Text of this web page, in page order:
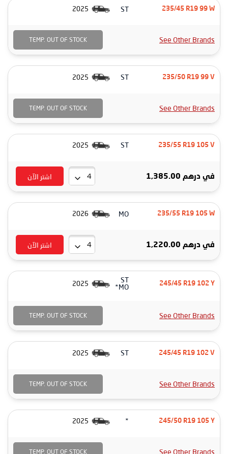
235/45 R19 99 W
ST
2025
See Other Brands
TEMP. OUT OF STOCK
235/50 R19 99 V
ST
2025
See Other Brands
TEMP. OUT OF STOCK
235/55 R19 105 V
ST
2025
في درهم 1,385.00 اشتر الآن
235/55 R19 105 W
MO
2026
في درهم 1,220.00 اشتر الآن
245/45 R19 102 Y
ST
MO*
2025
See Other Brands
TEMP. OUT OF STOCK
245/45 R19 102 V
ST
2025
See Other Brands
TEMP. OUT OF STOCK
245/50 R19 105 Y
*
2025
See Other Brands
TEMP. OUT OF STOCK